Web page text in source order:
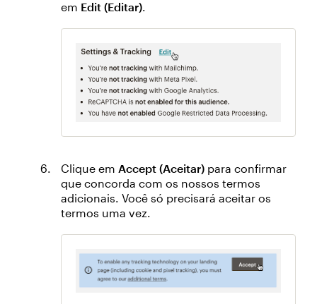
em Edit (Editar)
Clique em Accept (Aceitar) para confirmar
que concorda com os nossos termos
adicionais. Você só precisará aceitar os
termos uma vez.